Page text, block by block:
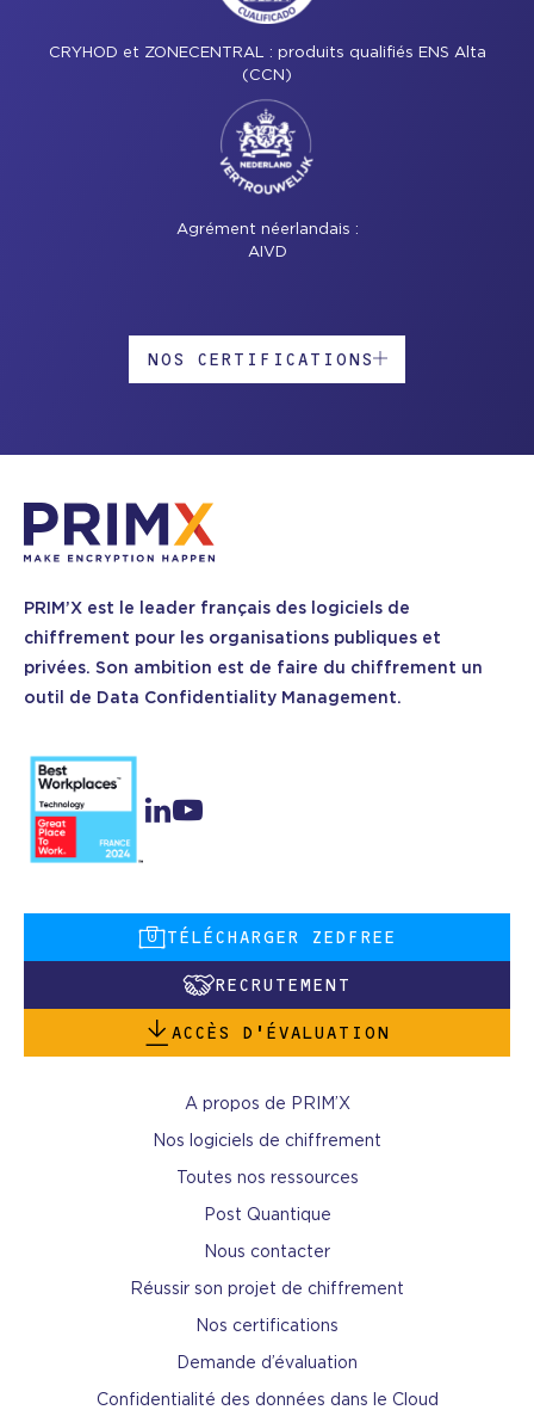
CRYHOD et ZONECENTRAL : produits qualifiés ENS Alta
(CCN)
Agrément néerlandais :
AIVD
NOS CERTIFICATIONS
PRIM’X est le leader français des logiciels de
chiffrement pour les organisations publiques et
privées. Son ambition est de faire du chiffrement un
outil de Data Confidentiality Management.
TÉLÉCHARGER ZEDFREE
RECRUTEMENT
ACCÈS D’ÉVALUATION
A propos de PRIM’X
Nos logiciels de chiffrement
Toutes nos ressources
Post Quantique
Nous contacter
Réussir son projet de chiffrement
Nos certifications
Demande d’évaluation
Confidentialité des données dans le Cloud